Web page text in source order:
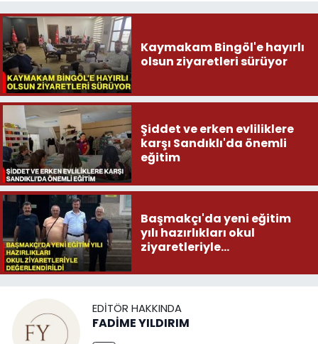
Kaymakam Bingöl'e hayırlı
olsun ziyaretleri sürüyor
Şiddet ve erken evliliklere
karşı Sandıklı'da önemli
eğitim
Başmakçı'da yeni eğitim
yılı hazırlıkları okul
ziyaretleriyle
EDITÖR HAKKINDA
FADİME YILDIRIM